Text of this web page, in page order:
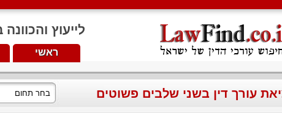
לייעוץ והכוונה
ראשי
עורך דין בשני שלבים פשוטים